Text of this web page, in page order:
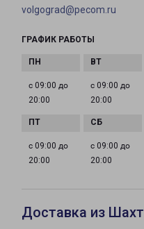
volgograd@pecom.ru
ГРАФИК РАБОТЫ
с 09:00 до
20:00
с 09:00 до
20:00
с 09:00 до
20:00
с 09:00 до
20:00
Доставка из